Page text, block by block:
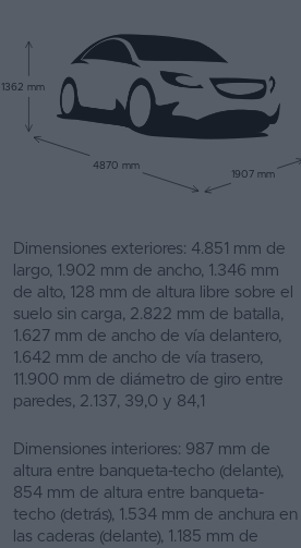
1362 mm
4870 mm
1907 mm
Dimensiones exteriores: 4.851 mm de
largo, 1.902 mm de ancho, 1.346 mm
de alto, 128 mm de altura libre sobre el
suelo sin carga, 2.822 mm de batalla,
1.627 mm de ancho de vía delantero,
1.642 mm de ancho de vía trasero,
11.900 mm de diámetro de giro entre
paredes, 2.137, 39,0 y 84,1
Dimensiones interiores: 987 mm de
altura entre banqueta-techo (delante),
854 mm de altura entre banqueta-
techo (detrás), 1.534 mm de anchura en
las caderas (delante), 1.185 mm de